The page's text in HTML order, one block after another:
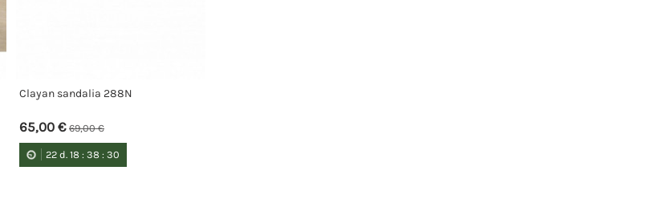
Clayan sandalia 288N
65,00 € 69,00 €
22d. 18 : 38 : 29